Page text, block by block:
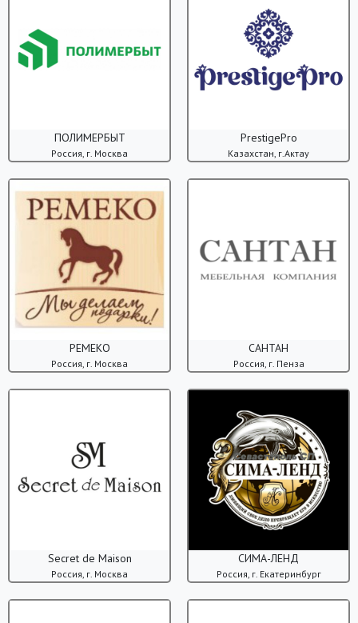
ПОЛИМЕРБЫТ
Россия, г. Москва
PrestigePro
Казахстан, г.Актау
РЕМЕКО
Россия, г. Москва
САНТАН
Россия, г. Пенза
Secret de Maison
Россия, г. Москва
СИМА-ЛЕНД
Россия, г. Екатеринбург